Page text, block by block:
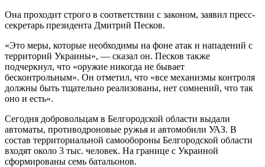
Она проходит строго в соответствии с законом, заявил пресс-
секретарь президента Дмитрий Песков.
«Это меры, которые необходимы на фоне атак и нападений с
территорий Украины», — сказал он. Песков также
подчеркнул, что «оружие никогда не бывает
бесконтрольным». Он отметил, что «все механизмы контроля
должны быть тщательно реализованы, нет сомнений, что так
оно и есть».
Сегодня добровольцам в Белгородской области выдали
автоматы, противодроновые ружья и автомобили УАЗ. В
состав территориальной самообороны Белгородской области
входят около 3 тыс. человек. На границе с Украиной
сформированы семь батальонов.